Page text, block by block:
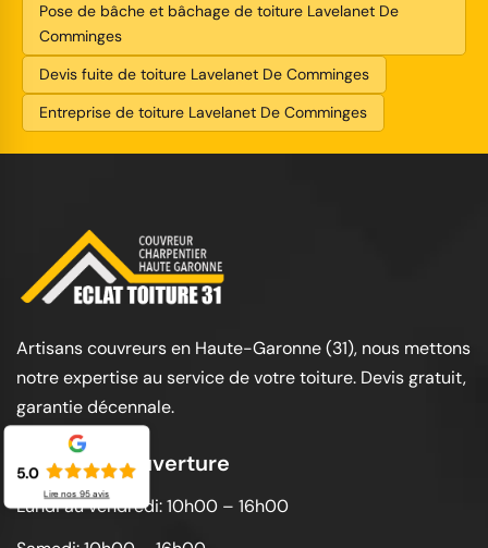
Pose de bâche et bâchage de toiture Lavelanet De
Comminges
Devis fuite de toiture Lavelanet De Comminges
Entreprise de toiture Lavelanet De Comminges
Artisans couvreurs en Haute-Garonne (31), nous mettons
notre expertise au service de votre toiture. Devis gratuit,
garantie décennale.
Horaires d'ouverture
Lundi au vendredi: 10h00 – 16h00
5.0
Lire nos 95avis